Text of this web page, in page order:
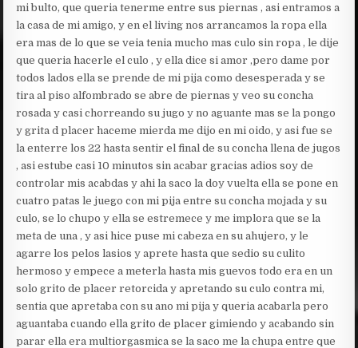
mi bulto, que queria tenerme entre sus piernas , asi entramos a
la casa de mi amigo, y en el living nos arrancamos la ropa ella
era mas de lo que se veia tenia mucho mas culo sin ropa , le dije
que queria hacerle el culo , y ella dice si amor ,pero dame por
todos lados ella se prende de mi pija como desesperada y se
tira al piso alfombrado se abre de piernas y veo su concha
rosada y casi chorreando su jugo y no aguante mas se la pongo
y grita d placer haceme mierda me dijo en mi oido, y asi fue se
la enterre los 22 hasta sentir el final de su concha llena de jugos
, asi estube casi 10 minutos sin acabar gracias adios soy de
controlar mis acabdas y ahi la saco la doy vuelta ella se pone en
cuatro patas le juego con mi pija entre su concha mojada y su
culo, se lo chupo y ella se estremece y me implora que se la
meta de una , y asi hice puse mi cabeza en su ahujero, y le
agarre los pelos lasios y aprete hasta que sedio su culito
hermoso y empece a meterla hasta mis guevos todo era en un
solo grito de placer retorcida y apretando su culo contra mi,
sentia que apretaba con su ano mi pija y queria acabarla pero
aguantaba cuando ella grito de placer gimiendo y acabando sin
parar ella era multiorgasmica se la saco me la chupa entre que